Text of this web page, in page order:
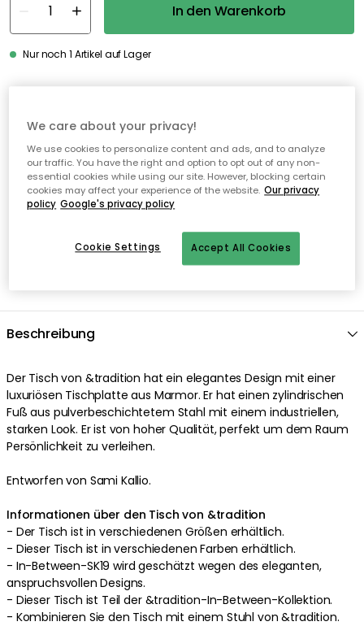
In den Warenkorb
Nur noch 1 Artikel auf Lager
Sichere Zahlungen
Kostenloser Versand ab 49€*
Beschreibung
Der Tisch von &tradition hat ein elegantes Design mit einer
luxuriösen Tischplatte aus Marmor. Er hat einen zylindrischen
Fuß aus pulverbeschichtetem Stahl mit einem industriellen,
starken Look. Er ist von hoher Qualität, perfekt um dem Raum
Persönlichkeit zu verleihen.
Entworfen von Sami Kallio.
Informationen über den Tisch von &tradition
- Der Tisch ist in verschiedenen Größen erhältlich.
- Dieser Tisch ist in verschiedenen Farben erhältlich.
- In-Between-SK19 wird geschätzt wegen des eleganten,
anspruchsvollen Designs.
- Dieser Tisch ist Teil der &tradition-In-Between-Kollektion.
- Kombinieren Sie den Tisch mit einem Stuhl von &tradition.
We care about your privacy!
We use cookies to personalize content and ads, and to analyze
our traffic. You have the right and option to opt out of any non-
essential cookies while using our site. However, blocking certain
cookies may affect your experience of the website. Our privacy
policy Google's privacy policy
Accept All Cookies
Cookie Settings